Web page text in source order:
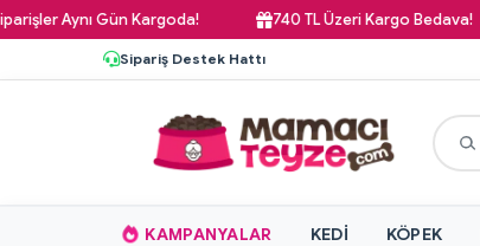
Aynı Gün Kargoda! 740 TL Üzeri Kargo Bedava!
Sipariş Destek Hattı
KAMPANYALAR KEDI KÖPEK